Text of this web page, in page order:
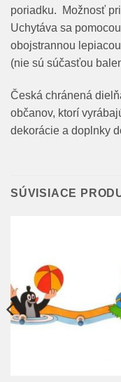
poriadku. Možnosť
Uchytáva sa
obojstrannou
(nie sú súčasťou
Česká chránená
občanov, ktorí
dekorácie a doplnky
SÚVISIACE